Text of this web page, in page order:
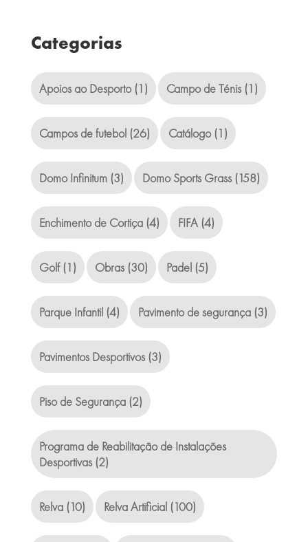
Categorias
Apoios ao Desporto(1) Campo de Ténis(1)
Campos de futebol(26) Catálogo(1)
Domo Infinitum(3) Domo Sports Grass(158)
Enchimento de Cortiça(4) FIFA(4)
Golf(1) Obras(30) Padel(5)
Parque Infantil(4) Pavimento de segurança(3)
Pavimentos Desportivos(3)
Piso de Segurança(2)
Programa de Reabilitação de Instalações
Desportivas(2)
Relva(10) Relva Artificial(100)